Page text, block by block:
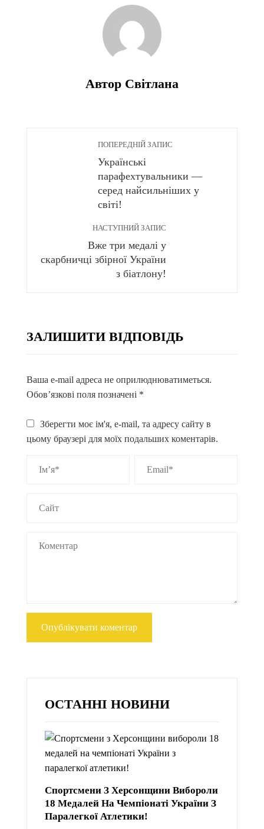
Автор Світлана
ПОПЕРЕДНІЙ ЗАПИС
Українські
парафехтувальники —
серед найсильніших у
світі!
НАСТУПНИЙ ЗАПИС
Вже три медалі у
скарбничці збірної України
з біатлону!
ЗАЛИШИТИ ВІДПОВІДЬ
Ваша e-mail адреса не оприлюднюватиметься.
Обов’язкові поля позначені *
Зберегти моє ім'я, e-mail, та адресу сайту в
цьому браузері для моїх подальших коментарів.
ОСТАННІ НОВИНИ
Спортсмени З Херсонщини Вибороли
18 Медалей На Чемпіонаті України З
Паралегкої Атлетики!